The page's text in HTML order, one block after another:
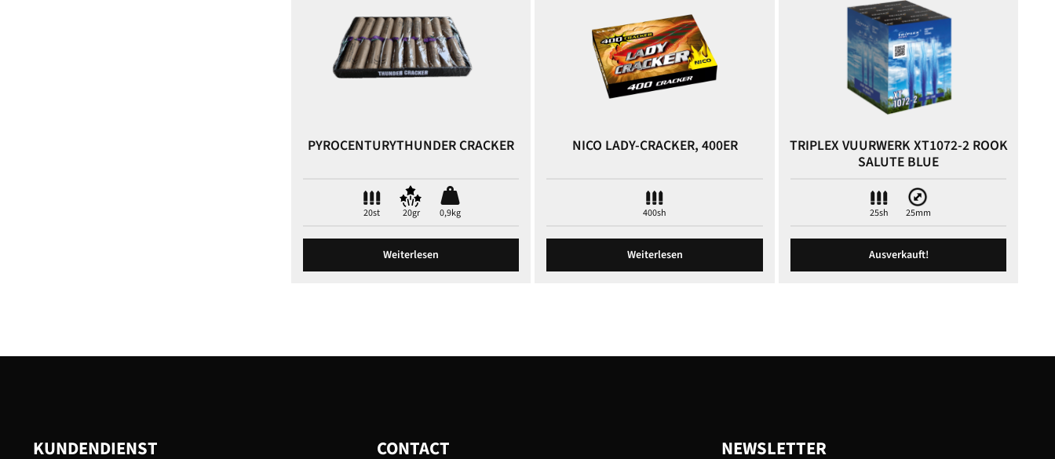
PYROCENTURYTHUNDER CRACKER
20st 20gr 0,9kg
Weiterlesen
NICO LADY-CRACKER, 400ER
400sh
Weiterlesen
TRIPLEX VUURWERK XT1072-2 ROOK
SALUTE BLUE
25sh 25mm
Ausverkauft!
KUNDENDIENST CONTACT NEWSLETTER